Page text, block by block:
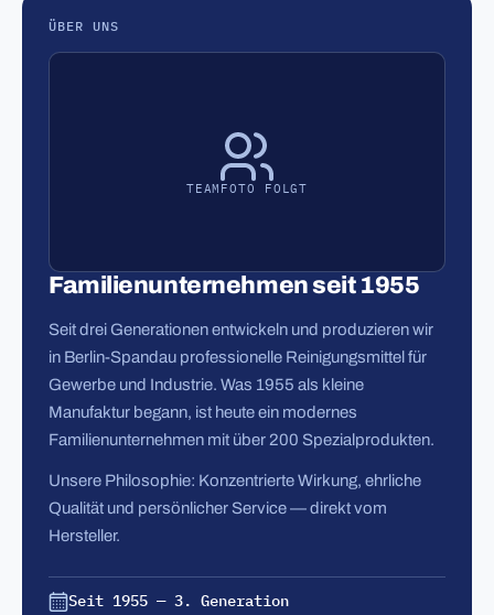
ÜBER UNS
TEAMFOTO FOLGT
Familienunternehmen seit 1955
Seit drei Generationen entwickeln und produzieren wir
in Berlin-Spandau professionelle Reinigungsmittel für
Gewerbe und Industrie. Was 1955 als kleine
Manufaktur begann, ist heute ein modernes
Familienunternehmen mit über 200 Spezialprodukten.
Unsere Philosophie: Konzentrierte Wirkung, ehrliche
Qualität und persönlicher Service — direkt vom
Hersteller.
Seit 1955 — 3. Generation